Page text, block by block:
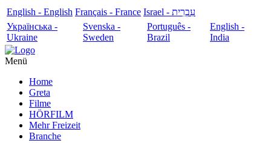
English - English Français - France
עִבְרִית - Israel
Українська -
Ukraine
Svenska -
Sweden
Português -
Brazil
English -
India
Menü
Home
Greta
Filme
HÖRFILM
Mehr Freizeit
Branche